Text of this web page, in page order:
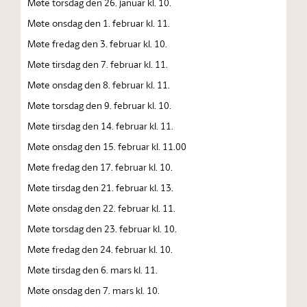
Møte onsdag den 1. februar kl. 11.
Møte fredag den 3. februar kl. 10.
Møte tirsdag den 7. februar kl. 11.
Møte onsdag den 8. februar kl. 11.
Møte torsdag den 9. februar kl. 10.
Møte tirsdag den 14. februar kl. 11.
Møte onsdag den 15. februar kl. 11.00
Møte fredag den 17. februar kl. 10.
Møte tirsdag den 21. februar kl. 13.
Møte onsdag den 22. februar kl. 11.
Møte torsdag den 23. februar kl. 10.
Møte fredag den 24. februar kl. 10.
Møte tirsdag den 6. mars kl. 11.
Møte onsdag den 7. mars kl. 10.